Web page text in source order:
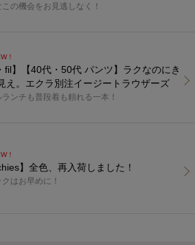
この機会をお見逃しなく！
！
fil】【40代・50代 パンツ】ラクなのにき
え。エクラ別注イージートラウザーズ
ランチも普段着も頼れる一本！
！
】全色、再入荷しました！
はお早めに！